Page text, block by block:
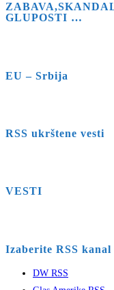
GLUPOSTI …
EU – Srbija
RSS ukrštene vesti
VESTI
Izaberite RSS kanal
DW RSS